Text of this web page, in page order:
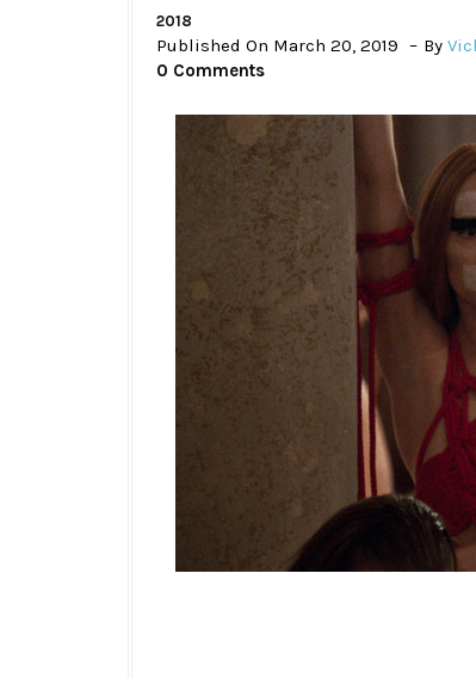
2018
Published On March 20, 2019 By
0 Comments